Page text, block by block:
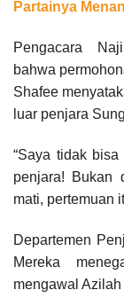
Partainya
Pengacara
bahwa
Shafee
luar penjara
“Saya tidak
penjara! Bukan
mati, pertemuan
Departemen
Mereka
mengawal